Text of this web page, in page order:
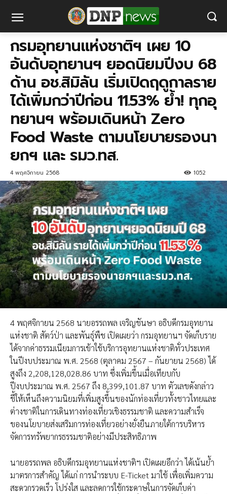
กรมอุทยานแห่งชาติฯ เผย 10
อันดับอุทยานฯ ยอดนิยมปีงบ 68
ด้าน อช.สิมิลัน​ เริ่มเปิดฤดูกาลราย
ได้เพิ่ม​กว่าปีก่อน 11.53% ย้ำ! ทุกอุ
ทยานฯ พร้อมเดินหน้า Zero​
Food Waste​ ตามนโยบายรองนา
ยกฯ และ รมว.ทส.
4 พฤศจิกายน 2568 1052
4 พฤศจิกายน 2568 นายอรรถพล เจริญชันษา อธิบดีกรมอุทยาน
แห่งชาติ สัตว์ป่า และพันธุ์พืช เปิดเผยว่า กรมอุทยานฯ จัดเก็บราย
ได้จากค่าธรรมเนียมการเข้าใช้บริการอุทยานแห่งชาติทั่วประเทศ
ในปีงบประมาณ พ.ศ. 2568 (ตุลาคม 2567 – กันยายน 2568) ได้
สูงถึง 2,208,128,028.86 บาท ซึ่งเพิ่มขึ้นเมื่อเทียบกับ
ปีงบประมาณ พ.ศ. 2567 ถึง 8,399,101.87 บาท ตัวเลขดังกล่าว
ชี้ให้เห็นถึงความนิยมที่เพิ่มสูงขึ้นของนักท่องเที่ยวทั้งชาวไทยและ
ต่างชาติในการเดินทางท่องเที่ยวเชิงธรรมชาติ และความสำเร็จ
ของนโยบายส่งเสริมการท่องเที่ยวอย่างยั่งยืนภายใต้การบริหาร
จัดการทรัพยากรธรรมชาติอย่างมีประสิทธิภาพ
​นายอรรถพล​ อธิบดีกรมอุทยานแห่งชาติ​ฯ​ เปิดเผยอีกว่า ได้เน้นย้ำ
มาตรการสำคัญ ได้แก่​ การนำระบบ E-Ticket มาใช้​ เพื่อเพิ่มความ
สะดวกรวดเร็ว โปร่งใส และลดการใช้กระดาษในการจัดเก็บค่า